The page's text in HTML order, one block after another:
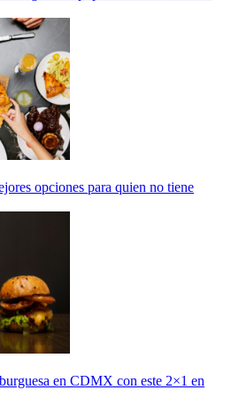
opciones para quien no tiene
en CDMX con este 2×1 en